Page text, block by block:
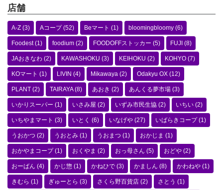
店舗
A-Z (3) Aコープ(52) Beマート (1) bloomingbloomy (6)
Foodest(1) foodium (2) FOODOFFストッカー (5) FUJI (8)
JAおきなわ (2) KAWASHOKU (3) KEIHOKU (2) KOHYO (7)
KOマート (1) LIVIN (4) Mikawaya (2) Odakyu OX (12)
PLANT (2) TAIRAYA(8) あおき (2) あんくる夢市場 (3)
いかりスーパー (1) いさみ屋 (2) いずみ市民生協 (2) いちい (2)
いちやまマート (3) いとく (6) いなげや (27) いばらきコープ(1)
うおかつ (2) うおとみ (1) うおまつ (1) おかじま (1)
おかやまコープ(1) おくやま (2) おっ母さん (5) おどや (2)
おーばん (4) かじ惣 (1) かねひで (3) かましん (8) かわねや (1)
きむら (1) ぎゅーとら (3) さくら野百貨店 (2) さとう (1)